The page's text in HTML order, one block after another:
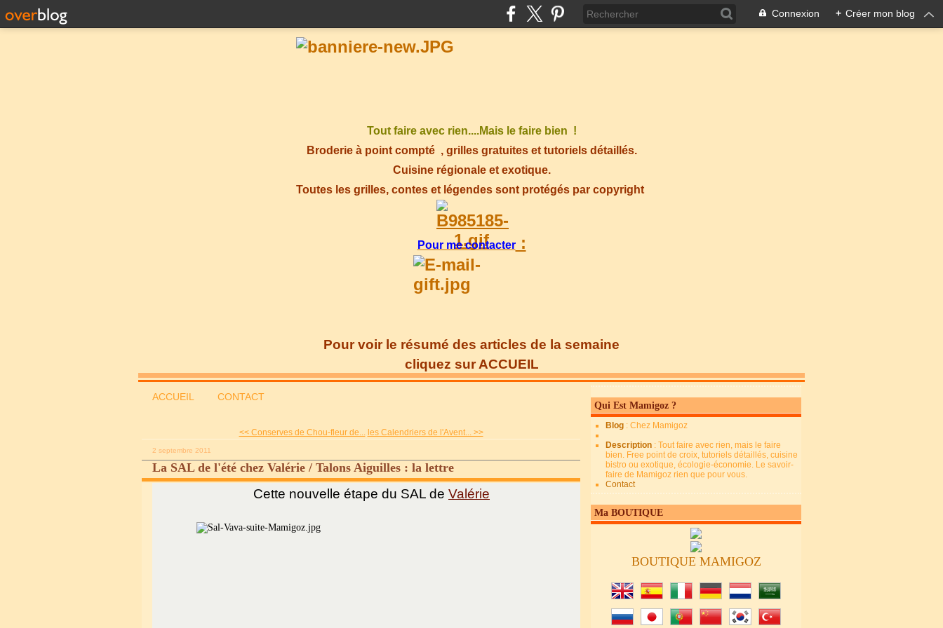
Connexion + Créer mon blog
Tout faire avec rien....Mais le faire bien !
Broderie à point compté , grilles gratuites et tutoriels détaillés.
Cuisine régionale et exotique.
Toutes les grilles, contes et légendes sont protégés par copyright
Pour me contacter:
Pour voir le résumé des articles de la semaine
cliquez sur ACCUEIL
ACCUEIL CONTACT
<< Conserves de Chou-fleur de... les Calendriers de l'Avent... >>
2 septembre 2011
La SAL de l'été chez Valérie / Talons Aiguilles : la lettre
Cette nouvelle étape du SAL de Valérie
Qui Est Mamigoz ?
Blog : Chez Mamigoz
Description : Tout faire avec rien, mais le faire
bien. Free point de croix, tutoriels détaillés, cuisine
bistro ou exotique, écologie-économie. Le savoir-
faire de Mamigoz rien que pour vous.
Contact
Ma BOUTIQUE
BOUTIQUE MAMIGOZ